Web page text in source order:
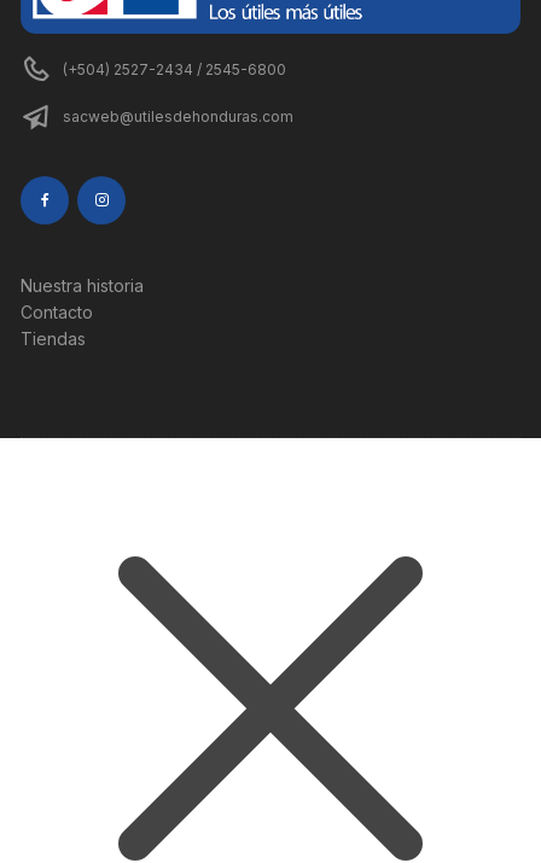
(+504) 2527-2434 / 2545-6800
sacweb@utilesdehonduras.com
Nuestra historia
Contacto
Tiendas